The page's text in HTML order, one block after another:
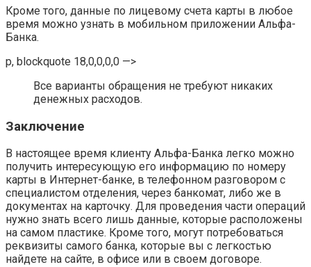
Кроме того, данные по лицевому счета карты в любое
время можно узнать в мобильном приложении Альфа-
Банка.
p, blockquote 18,0,0,0,0 —>
Все варианты обращения не требуют никаких
денежных расходов.
Заключение
В настоящее время клиенту Альфа-Банка легко можно
получить интересующую его информацию по номеру
карты в Интернет-банке, в телефонном разговором с
специалистом отделения, через банкомат, либо же в
документах на карточку. Для проведения части операций
нужно знать всего лишь данные, которые расположены
на самом пластике. Кроме того, могут потребоваться
реквизиты самого банка, которые вы с легкостью
найдете на сайте, в офисе или в своем договоре.